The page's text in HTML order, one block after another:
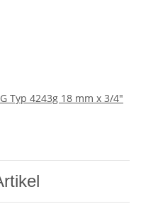
Typ 4243g 18 mm x 3/4"